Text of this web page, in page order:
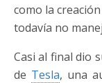
como la
todavía no
Casi al final dio
de Tesla, una